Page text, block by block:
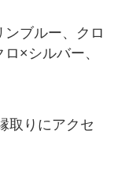
ブルー、クロ
×シルバー、
取りにアクセ